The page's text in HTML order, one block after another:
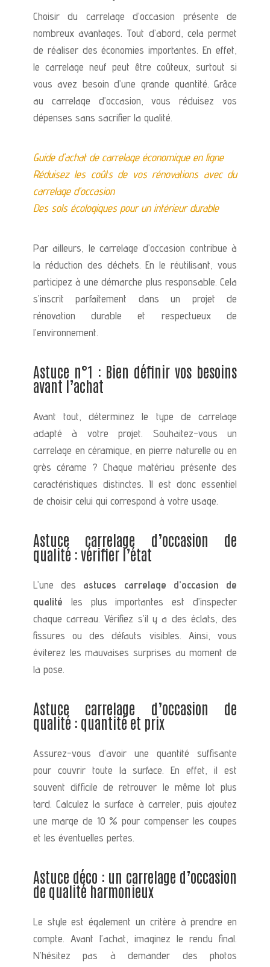
Choisir du carrelage d’occasion présente de
nombreux avantages. Tout d’abord, cela permet
de réaliser des économies importantes. En effet,
le carrelage neuf peut être coûteux, surtout si
vous avez besoin d’une grande quantité. Grâce
au carrelage d’occasion, vous réduisez vos
dépenses sans sacrifier la qualité.
Guide d’achat de carrelage économique en ligne
Réduisez les coûts de vos rénovations avec du
carrelage d’occasion
Des sols écologiques pour un intérieur durable
Par ailleurs, le carrelage d’occasion contribue à
la réduction des déchets. En le réutilisant, vous
participez à une démarche plus responsable. Cela
s’inscrit parfaitement dans un projet de
rénovation durable et respectueux de
l’environnement.
Astuce n°1 : Bien définir vos besoins
avant l’achat
Avant tout, déterminez le type de carrelage
adapté à votre projet. Souhaitez-vous un
carrelage en céramique, en pierre naturelle ou en
grès cérame ? Chaque matériau présente des
caractéristiques distinctes. Il est donc essentiel
de choisir celui qui correspond à votre usage.
Astuce carrelage d’occasion de
qualité : vérifier l’état
L’une des astuces carrelage d’occasion de
qualité les plus importantes est d’inspecter
chaque carreau. Vérifiez s’il y a des éclats, des
fissures ou des défauts visibles. Ainsi, vous
éviterez les mauvaises surprises au moment de
la pose.
Astuce carrelage d’occasion de
qualité : quantité et prix
Assurez-vous d’avoir une quantité suffisante
pour couvrir toute la surface. En effet, il est
souvent difficile de retrouver le même lot plus
tard. Calculez la surface à carreler, puis ajoutez
une marge de 10 % pour compenser les coupes
et les éventuelles pertes.
Astuce déco : un carrelage d’occasion
de qualité harmonieux
Le style est également un critère à prendre en
compte. Avant l’achat, imaginez le rendu final.
N’hésitez pas à demander des photos